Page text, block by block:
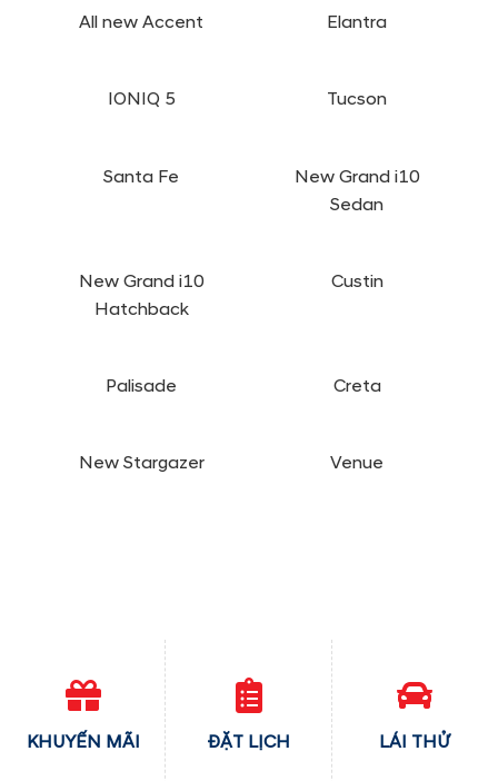
All new Accent Elantra
IONIQ 5 Tucson
Santa Fe
New Grand i10
Sedan
New Grand i10
Hatchback
Custin
Palisade Creta
New Stargazer Venue
KHUYẾN MÃI ĐẶT LỊCH LÁI THỬ